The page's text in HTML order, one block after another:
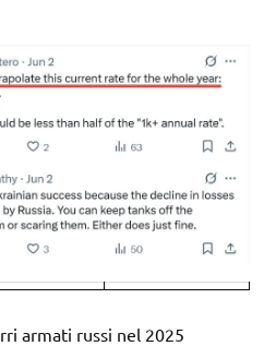
armati russi nel 2025